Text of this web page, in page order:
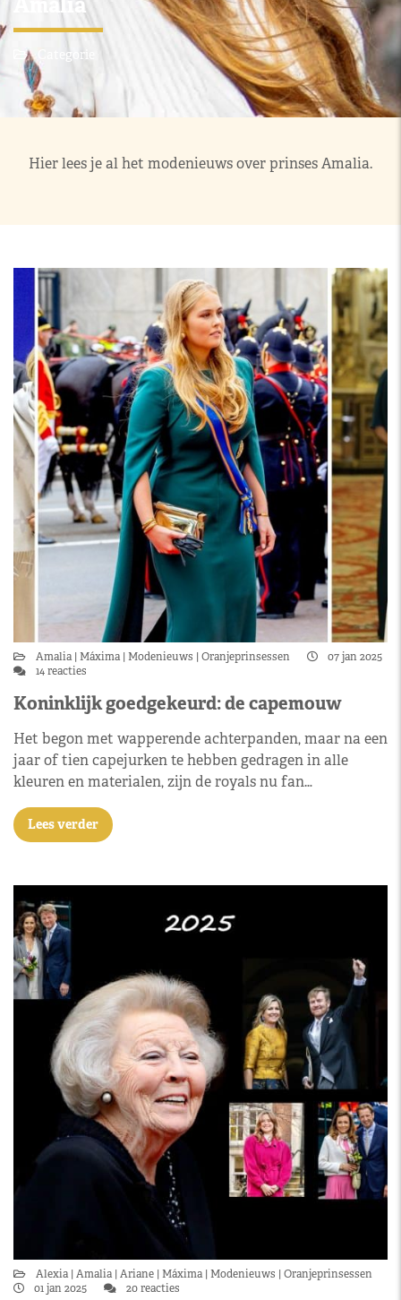
Categorie
Hier lees je al het modenieuws over prinses Amalia.
Amalia Máxima Modenieuws Oranjeprinsessen
07 jan 2025
14 reacties
Koninklijk goedgekeurd: de capemouw
Het begon met wapperende achterpanden, maar na een
jaar of tien capejurken te hebben gedragen in alle
kleuren en materialen, zijn de royals nu fan…
Lees verder
Alexia Amalia Ariane Máxima Modenieuws
Oranjeprinsessen
01 jan 2025
20 reacties